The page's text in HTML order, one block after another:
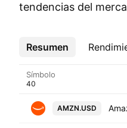
tendencias del
Resumen
Más
Símbolo
AMZN.USD